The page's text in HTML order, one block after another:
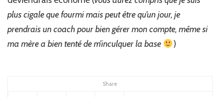
Share
plus cigale que fourmi mais peut être qu’un jour, je
prendrais un coach pour bien gérer mon compte, même si
ma mère a bien tenté de m’inculquer la base
)